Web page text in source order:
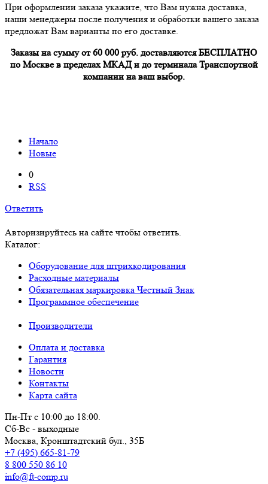
При оформлении заказа укажите, что Вам нужна доставка,
наши менеджеры после получения и обработки вашего заказа
предложат Вам варианты по его доставке.
Заказы на сумму от 60 000 руб. доставляются БЕСПЛАТНО
по Москве в пределах МКАД и до терминала Транспортной
компании на ваш выбор.
Начало
Новые
0
RSS
Ответить
Авторизируйтесь на сайте чтобы ответить.
Каталог:
Оборудование для штрихкодирования
Расходные материалы
Обязательная маркировка Честный Знак
Программное обеспечение
Производители
Оплата и доставка
Гарантия
Новости
Контакты
Карта сайта
Пн-Пт с 10:00 до 18:00.
Сб-Вс - выходные
Москва, Кронштадтский бул., 35Б
+7 (495) 665-81-79
8 800 550 86 10
info@ft-comp.ru